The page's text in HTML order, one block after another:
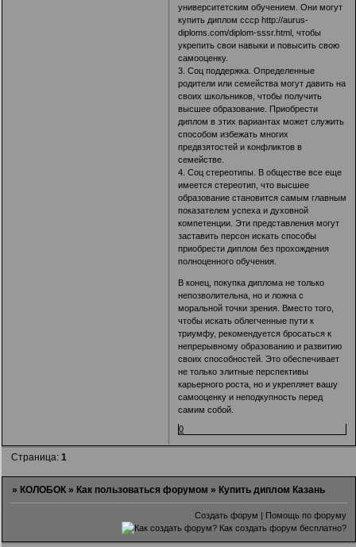
университетским обучением. Они могут
купить диплом сссрhttp://aurus-
diploms.com/diplom-sssr.html , чтобы
укрепить свои навыки и повысить свою
самооценку.
3. Соц поддержка. Определенные
родители или семейства могут давить на
своих школьников, чтобы получить
высшее образование. Приобрести
диплом в этих вариантах может служить
способом избежать многих
предвзятостей и конфликтов в
семействе.
4. Соц стереотипы. В обществе все еще
имеется стереотип, что высшее
образование становится самым главным
показателем успеха и духовной
компетенции. Эти представления могут
заставить персон искать способы
приобрести диплом без прохождения
полноценного обучения.
В конец, покупка диплома не только
непозволительна, но и ложна с
моральной точки зрения. Вместо того,
чтобы искать облегченные пути к
триумфу, рекомендуется бросаться к
непрерывному образованию и развитию
своих способностей. Это обеспечивает
не только элитные перспективы
карьерного роста, но и укрепляет вашу
самооценку и неподкупность перед
самим собой.
0
Страница:1
» КОЛОБОК » Как пользоваться форумом » Купить диплом Казань
Создать форум | Помощь по форуму